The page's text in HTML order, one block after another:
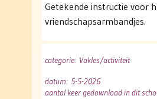
Getekende instructie voor
vriendschapsarmbandjes.
categorie: Vakles/activiteit
datum: 5-5-2026
aantal keer gedownload in dit